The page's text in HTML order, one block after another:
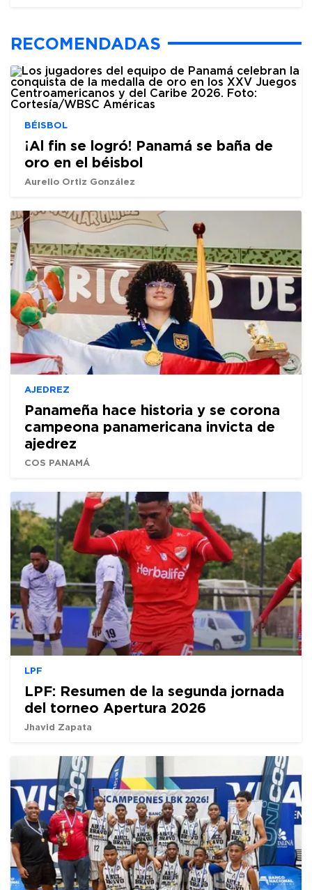
RECOMENDADAS
BÉISBOL
¡Al fin se logró! Panamá se baña de
oro en el béisbol
Aurelio Ortiz González
AJEDREZ
Panameña hace historia y se corona
campeona panamericana invicta de
ajedrez
COS PANAMÁ
LPF
LPF: Resumen de la segunda jornada
del torneo Apertura 2026
Jhavid Zapata